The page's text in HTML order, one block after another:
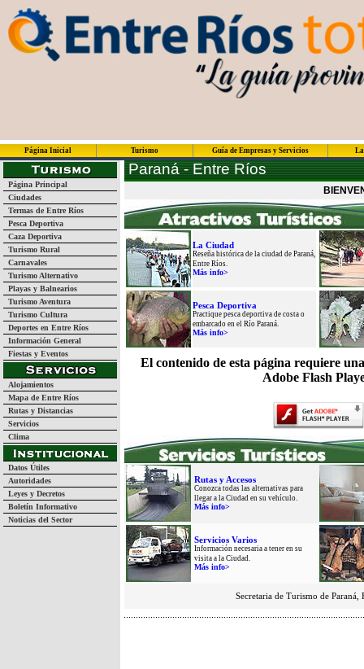
Página Inicial Turismo Guía de Empresas y Servicios
Página Principal
Ciudades
Termas de Entre Ríos
Pesca Deportiva
Caza Deportiva
Turismo Rural
Carnavales
Turismo Alternativo
Playas y Balnearios
Turismo Aventura
Turismo Cultura
Deportes en Entre Ríos
Información General
Fiestas y Eventos
Alojamientos
Mapa de Entre Ríos
Rutas y Distancias
Servicios
Clima
Datos Útiles
Autoridades
Leyes y Decretos
Boletín Informativo
Noticias del Sector
Paraná - Entre Ríos
La Ciudad
Reseña histórica de la ciudad de Paraná,
Entre Ríos.
Más info>
Pesca Deportiva
Practique pesca deportiva de costa o
embarcado en el Río Paraná.
Más info>
El contenido de esta página requiere
Adobe Flash
Rutas y Accesos
Conozca todas las alternativas para
llegar a la Ciudad en su vehículo.
Más info>
Servicios Varios
Información necesaria a tener en su
visita a la Ciudad.
Más info>
Secretaria de Turismo de Paraná,